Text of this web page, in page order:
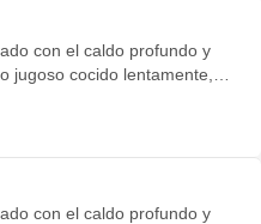
con el caldo profundo y
jugoso cocido lentamente,
con el caldo profundo y